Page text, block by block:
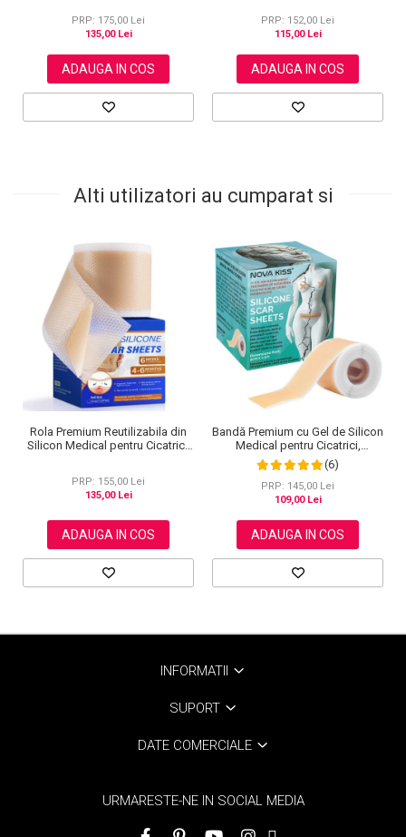
PRP: 175,00 Lei
135,00 Lei
ADAUGA IN COS
PRP: 152,00 Lei
115,00 Lei
ADAUGA IN COS
Alti utilizatori au cumparat si
Rola Premium Reutilizabila din
Silicon Medical pentru Cicatrici,
PRP: 155,00 Lei
135,00 Lei
ADAUGA IN COS
Bandă Premium cu Gel de Silicon
Medical pentru Cicatrici,
Reutilizabilă, NOVA KISS®, 4 cm
x 1.5 m
(6)
PRP: 145,00 Lei
109,00 Lei
ADAUGA IN COS
INFORMATII
SUPORT
DATE COMERCIALE
URMARESTE-NE IN SOCIAL MEDIA